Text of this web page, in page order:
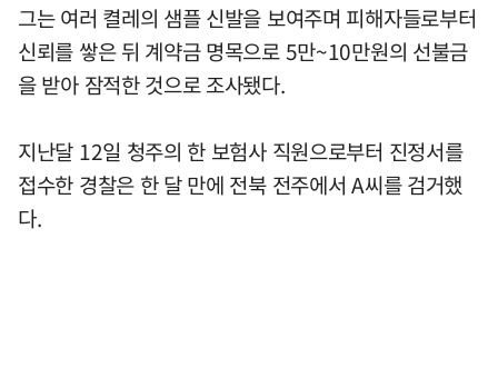
그는 여러 켤레의 샘플 신발을 보여주며 피해자들로부터
신뢰를 쌓은 뒤 계약금 명목으로 5만~10만원의 선불금
을 받아 잠적한 것으로 조사됐다.
지난달 12일 청주의 한 보험사 직원으로부터 진정서를
접수한 경찰은 한 달 만에 전북 전주에서 A씨를 검거했
다.